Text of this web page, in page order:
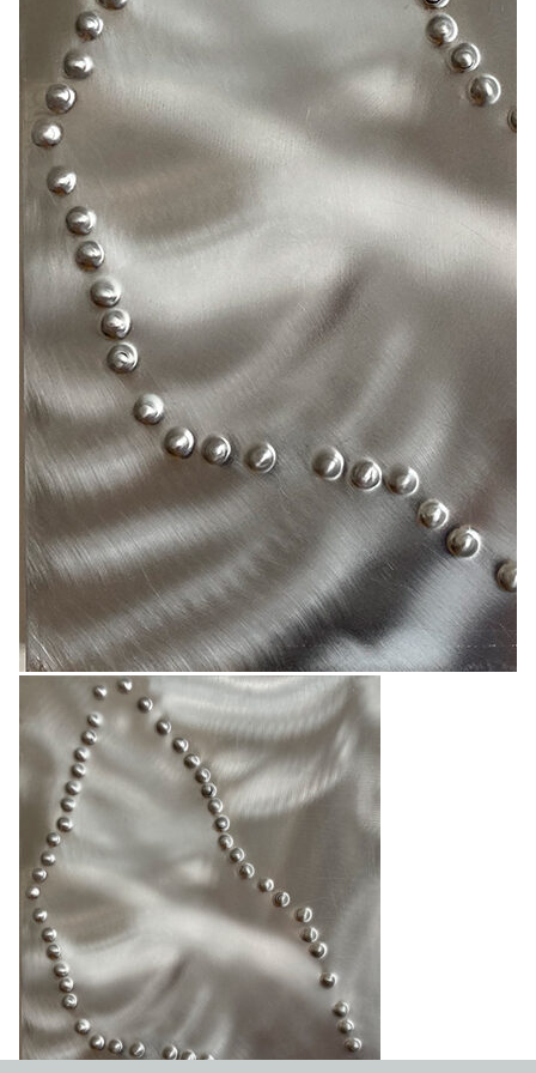
Ausstellungen nach Jahren filtern
Filter exhibitions by years
2026 2024 2023
2021
2020 2018
2017
2016
2014 2013
2011
2010 2008
2006
2005 2003
2002
2001
2000 1999 1998
1996
1995 1994 1993
1991
1990 1989
1987
1986
1985 1983
1982
1981
1980 1979 1978
1977
1976
1975 1974 1973
1972
1970 1969 1968
1967
1966
1965 1964 1963
1962
1961
1960